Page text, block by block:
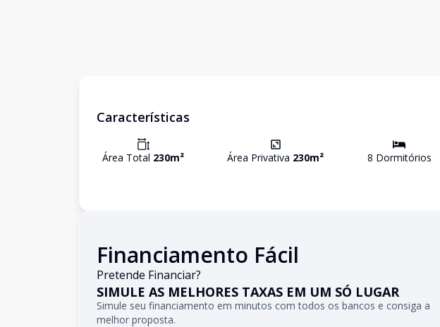
Características
Área Total 230m² Área Privativa 230m² 8 Dormitórios
Financiamento Fácil
Pretende Financiar?
SIMULE AS MELHORES TAXAS EM UM SÓ LUGAR
Simule seu financiamento em minutos com todos os bancos e consiga a
melhor proposta.